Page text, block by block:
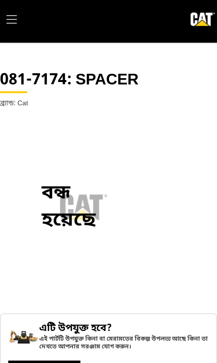
081-7174: SPACER
ব্র্যান্ড: Cat
বন্ধ
হয়েছে
এটি উপযুক্ত হবে?
এই পার্টটি উপযুক্ত কিনা বা মেরামতের বিকল্প উপলভ্য আছে কিনা তা
দেখতে আপনার সরঞ্জাম যোগ করুন।